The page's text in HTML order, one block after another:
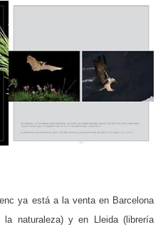
ya está a la venta en Barcelona
naturaleza) y en Lleida (librería